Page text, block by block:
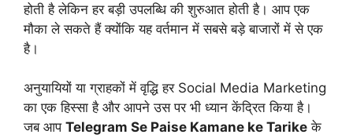
होती है लेकिन हर बड़ी उपलब्धि की शुरुआत होती है। आप एक
मौका ले सकते हैं क्योंकि यह वर्तमान में सबसे बड़े बाजारों में से एक
है।
अनुयायियों या ग्राहकों में वृद्धि हर Social Media Marketing
का एक हिस्सा है और आपने उस पर भी ध्यान केंद्रित किया है।
जब आप Telegram Se Paise Kamane ke Tarike के